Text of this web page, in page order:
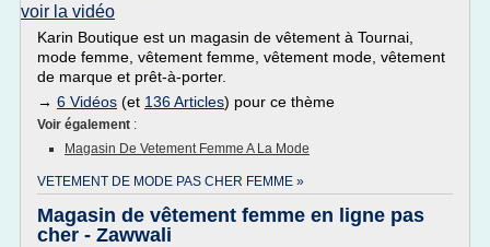
voir la vidéo
Karin Boutique est un magasin de vêtement à Tournai,
mode femme, vêtement femme, vêtement mode, vêtement
de marque et prêt-à-porter.
→ 6 Vidéos (et 136 Articles) pour ce thème
Voir également :
Magasin De Vetement Femme A La Mode
VETEMENT DE MODE PAS CHER FEMME »
Magasin de vêtement femme en ligne pas
cher - Zawwali